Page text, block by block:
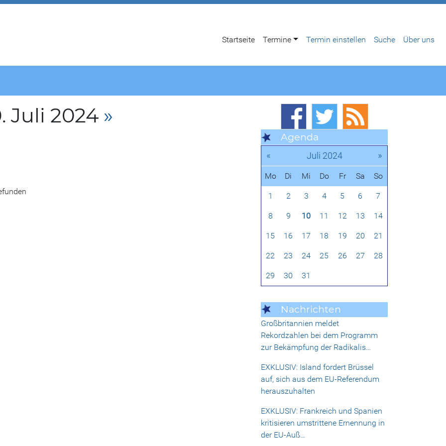
Startseite Termine Termin einstellen Suche Über uns
Juli 2024 »
Agenda
« Juli 2024 »
Mo Di Mi Do Fr Sa So
1 2 3 4 5 6 7
8 9 10 11 12 13 14
15 16 17 18 19 20 21
22 23 24 25 26 27 28
29 30 31
Nachrichten
Großbritannien meldet
Rekordzahlen bei dem Programm
zur Bekämpfung der Radikalis…
EXKLUSIV: Island fordert Brüssel
auf, sich aus dem EU-Referendum
herauszuhalten
EXKLUSIV: Frankreich und Spanien
kritisieren umstrittene Ernennung in
der EU-Auß…